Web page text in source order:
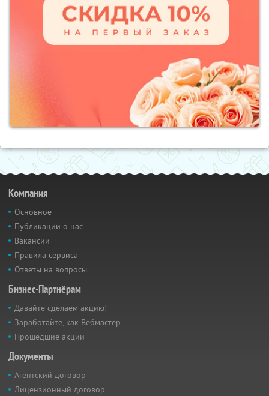
Компания
Основное
Публикации о нас
Вакансии
Правила сервиса
Ответы на вопросы
Бизнес-Партнёрам
Давайте сделаем акцию!
Заработайте, как Вебмастер
Прошедшие акции
Документы
Агентский договор
Лицензионный договор